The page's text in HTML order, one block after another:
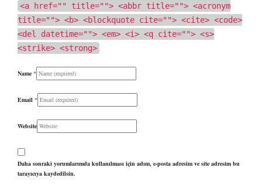
<a href="" title=""> <abbr title=""> <acronym
title=""> <b> <blockquote cite=""> <cite> <code>
<del datetime=""> <em> <i> <q cite=""> <s>
<strike> <strong>
Name *
Email *
Website
Daha sonraki yorumlarımda kullanılması için adım, e-posta adresim ve site adresim bu
tarayıcıya kaydedilsin.